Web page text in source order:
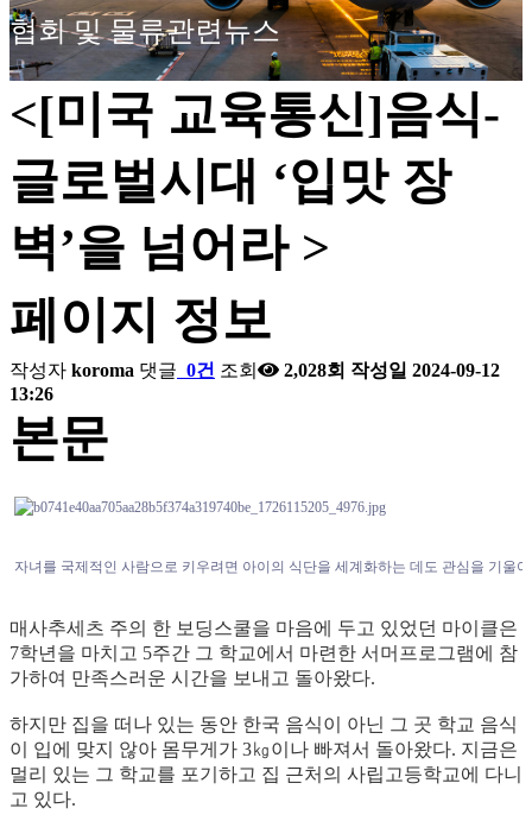
협회 및 물류관련뉴스
<[미국 교육통신]음식-
글로벌시대 ‘입맛 장
벽’을 넘어라 >
페이지 정보
작성자 koroma 댓글 0건 조회 2,028회 작성일 2024-09-12
13:26
본문
자녀를 국제적인 사람으로 키우려면 아이의 식단을 세계화하는 데도 관심을 기울
매사추세츠 주의 한 보딩스쿨을 마음에 두고 있었던 마이클은
7학년을 마치고 5주간 그 학교에서 마련한 서머프로그램에 참
가하여 만족스러운 시간을 보내고 돌아왔다.
하지만 집을 떠나 있는 동안 한국 음식이 아닌 그 곳 학교 음식
이 입에 맞지 않아 몸무게가 3㎏이나 빠져서 돌아왔다. 지금은
멀리 있는 그 학교를 포기하고 집 근처의 사립고등학교에 다니
고 있다.